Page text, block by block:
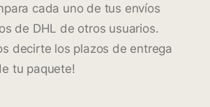
cada uno de tus envíos
de DHL de otros usuarios.
decirte los plazos de entrega
tu paquete!